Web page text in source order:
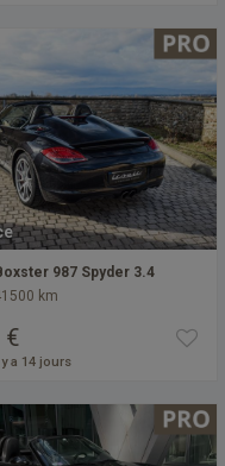
987 Spyder 3.4
km
€
a 14 jours